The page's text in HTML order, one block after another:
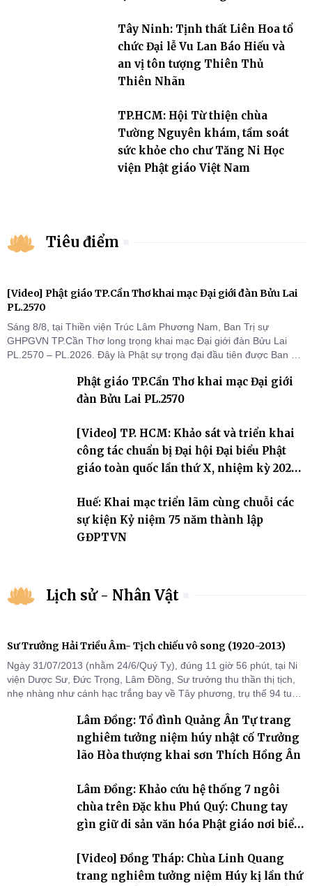
Tây Ninh: Tịnh thất Liên Hoa tổ
chức Đại lễ Vu Lan Báo Hiếu và
an vị tôn tượng Thiên Thủ
Thiên Nhãn
TP.HCM: Hội Từ thiện chùa
Tường Nguyên khám, tầm soát
sức khỏe cho chư Tăng Ni Học
viện Phật giáo Việt Nam
Tiêu điểm
[Video] Phật giáo TP.Cần Thơ khai mạc Đại giới đàn Bửu Lai
PL.2570
Sáng 8/8, tại Thiền viện Trúc Lâm Phương Nam, Ban Trị sự
GHPGVN TP.Cần Thơ long trọng khai mạc Đại giới đàn Bửu Lai
PL.2570 – PL.2026. Đây là Phật sự trọng đại đầu tiên được Ban Trị
thứ I, thể hiện sự quan tâm đối với công tác truyền giới, đào tạo
Tăng tài và tiếp nối mạng mạch Tăng-g
Phật giáo TP.Cần Thơ khai mạc Đại giới
đàn Bửu Lai PL.2570
[Video] TP. HCM: Khảo sát và triển khai
công tác chuẩn bị Đại hội Đại biểu Phật
giáo toàn quốc lần thứ X, nhiệm kỳ 2026-
Huế: Khai mạc triển lãm cùng chuỗi các
sự kiện Kỷ niệm 75 năm thành lập
GĐPTVN
Lịch sử - Nhân Vật
Sư Trưởng Hải Triều Âm- Tịch chiếu vô song (1920-2013)
Ngày 31/07/2013 (nhằm 24/6/Quý Tỵ), đúng 11 giờ 56 phút, tại Ni
viện Dược Sư, Đức Trọng, Lâm Đồng, Sư trưởng thu thần thị tịch,
nhẹ nhàng như cánh hạc trắng bay về Tây phương, trụ thế 94 tuổi
Lâm Đồng: Tổ đình Quảng Ân Tự trang
nghiêm tưởng niệm húy nhật cố Trưởng
lão Hòa thượng khai sơn Thích Hồng Ân
Lâm Đồng: Khảo cứu hệ thống 7 ngôi
chùa trên Đặc khu Phú Quý: Chung tay
gìn giữ di sản văn hóa Phật giáo nơi biển
[Video] Đồng Tháp: Chùa Linh Quang
trang nghiêm tưởng niệm Húy kị lần thứ